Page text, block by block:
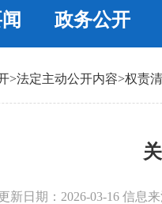
政务公开
>法定主动公开内容>权责
新日期：2026-03-16 信息